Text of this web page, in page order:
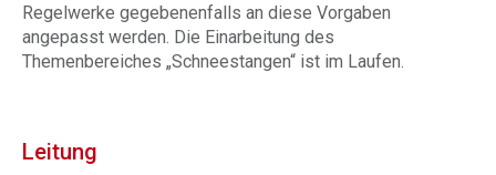
Regelwerke gegebenenfalls an diese Vorgaben
angepasst werden. Die Einarbeitung des
Themenbereiches „Schneestangen“ ist im Laufen.
Leitung